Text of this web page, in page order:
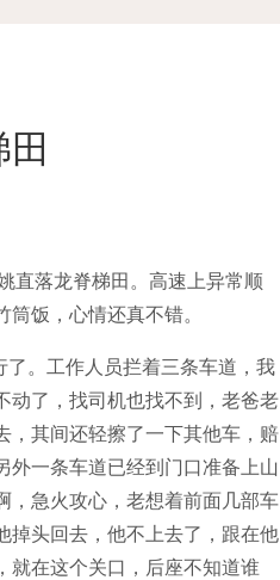
直落龙脊梯田。高速上异常顺
饭，心情还真不错。
。工作人员拦着三条车道，我
动了，找司机也找不到，老爸老
，其间还轻擦了一下其他车，赔
外一条车道已经到门口准备上山
，急火攻心，老想着前面几部车
掉头回去，他不上去了，跟在他
就在这个关口，后座不知道谁